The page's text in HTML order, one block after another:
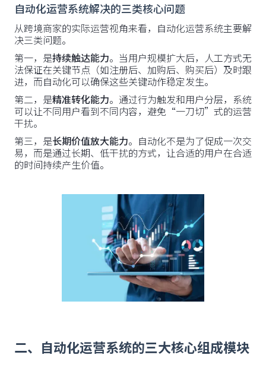
自动化运营系统解决的三类核心问题
从跨境商家的实际运营视角来看，自动化运营系统主要解
决三类问题。
第一，是持续触达能力。当用户规模扩大后，人工方式无
法保证在关键节点（如注册后、加购后、购买后）及时跟
进，而自动化可以确保这些关键动作稳定发生。
第二，是精准转化能力。通过行为触发和用户分层，系统
可以让不同用户看到不同内容，避免“一刀切”式的运营
干扰。
第三，是长期价值放大能力。自动化不是为了促成一次交
易，而是通过长期、低干扰的方式，让合适的用户在合适
的时间持续产生价值。
二、自动化运营系统的三大核心组成模块